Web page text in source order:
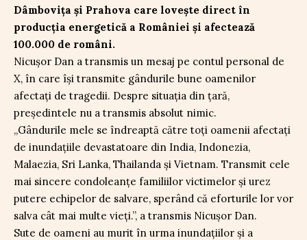
Dâmbovița și Prahova care lovește direct în
producția energetică a României și afectează
100.000 de români.
Nicușor Dan a transmis un mesaj pe contul personal de
X, în care își transmite gândurile bune oamenilor
afectați de tragedii. Despre situația din țară,
președintele nu a transmis absolut nimic.
„Gândurile mele se îndreaptă către toți oamenii afectați
de inundațiile devastatoare din India, Indonezia,
Malaezia, Sri Lanka, Thailanda și Vietnam. Transmit cele
mai sincere condoleanțe familiilor victimelor și urez
putere echipelor de salvare, sperând că eforturile lor vor
salva cât mai multe vieți.”, a transmis Nicușor Dan.
Sute de oameni au murit în urma inundațiilor și a